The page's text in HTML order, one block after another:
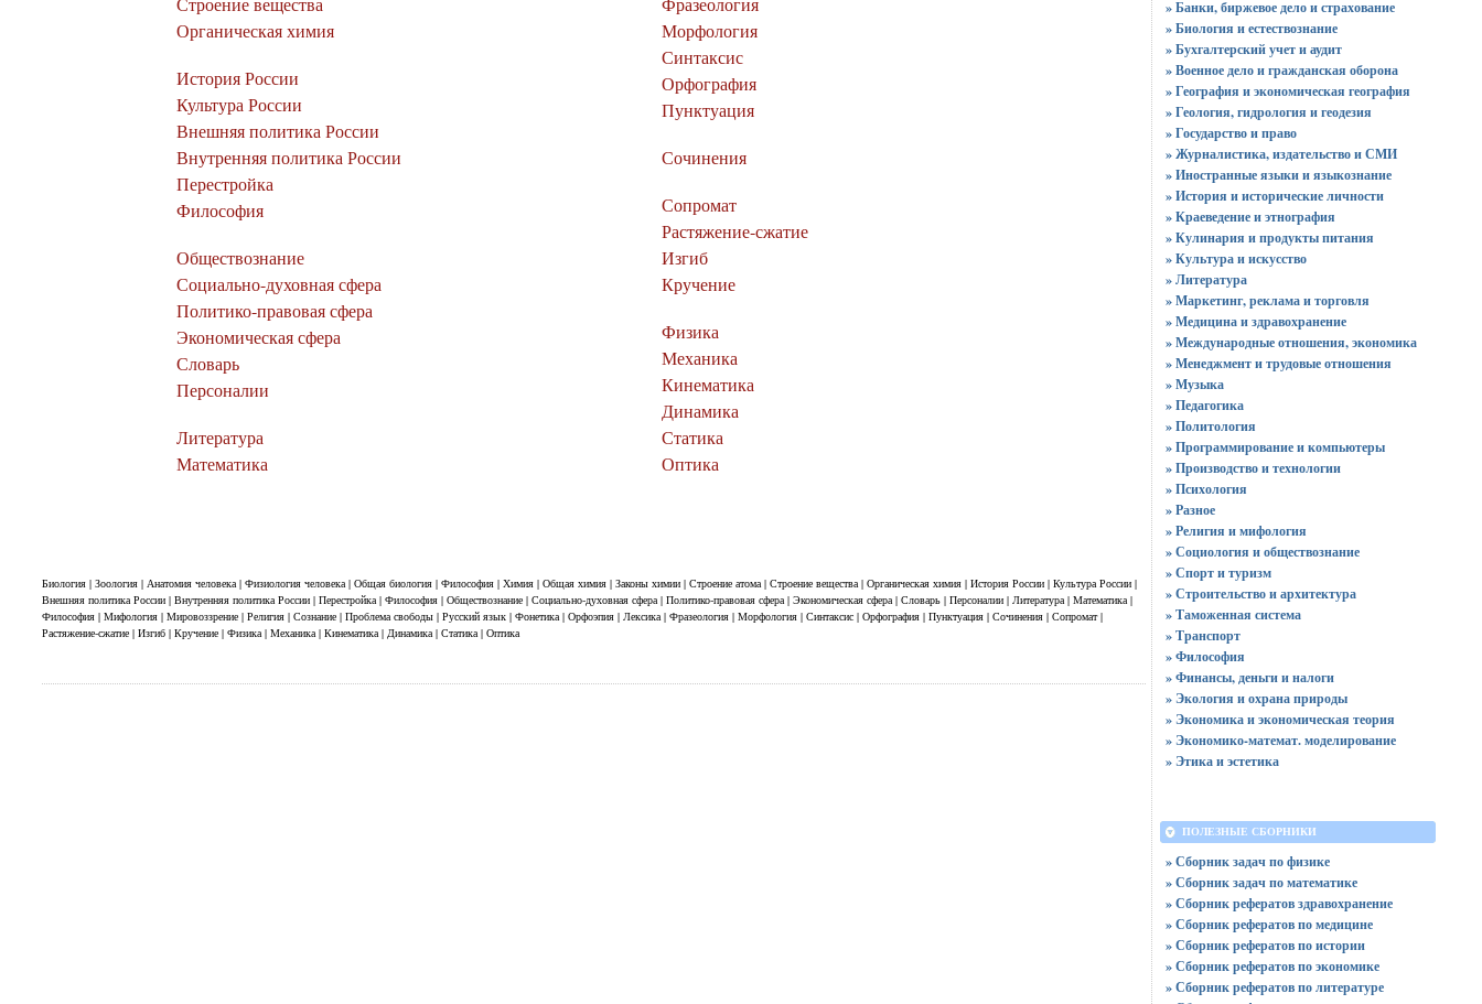
Органическая химия
История России
Культура России
Внешняя политика России
Внутренняя политика России
Перестройка
Философия
Обществознание
Социально-духовная сфера
Политико-правовая сфера
Экономическая сфера
Словарь
Персоналии
Литература
Математика
Морфология
Синтаксис
Орфография
Пунктуация
Сочинения
Сопромат
Растяжение-сжатие
Изгиб
Кручение
Физика
Механика
Кинематика
Динамика
Статика
Оптика
Биология | Зоология | Анатомия человека | Физиология человека | Общая биология | Философия | Химия | Общая химия | Законы химии | Строение атома | Строение вещества | Органическая химия | История России | Культура России |
Внешняя политика России | Внутренняя политика России | Перестройка | Философия | Обществознание | Социально-духовная сфера | Политико-правовая сфера | Экономическая сфера | Словарь | Персоналии | Литература | Математика |
Философия | Мифология | Мировоззрение | Религия | Сознание | Проблема свободы | Русский язык | Фонетика | Орфоэпия | Лексика | Фразеология | Морфология | Синтаксис | Орфография | Пунктуация | Сочинения | Сопромат |
Растяжение-сжатие | Изгиб | Кручение | Физика | Механика | Кинематика | Динамика | Статика | Оптика
» Банки, биржевое дело и страхование
» Биология и естествознание
» Бухгалтерский учет и аудит
» Военное дело и гражданская оборона
» География и экономическая география
» Геология, гидрология и геодезия
» Государство и право
» Журналистика, издательство и СМИ
» Иностранные языки и языкознание
» История и исторические личности
» Краеведение и этнография
» Кулинария и продукты питания
» Культура и искусство
» Литература
» Маркетинг, реклама и торговля
» Медицина и здравохранение
» Международные отношения, экономика
» Менеджмент и трудовые отношения
» Музыка
» Педагогика
» Политология
» Программирование и компьютеры
» Производство и технологии
» Психология
» Разное
» Религия и мифология
» Социология и обществознание
» Спорт и туризм
» Строительство и архитектура
» Таможенная система
» Транспорт
» Философия
» Финансы, деньги и налоги
» Экология и охрана природы
» Экономика и экономическая теория
» Экономико-математ. моделирование
» Этика и эстетика
ПОЛЕЗНЫЕ СБОРНИКИ
» Сборник задач по физике
» Сборник задач по математике
» Сборник рефератов здравохранение
» Сборник рефератов по медицине
» Сборник рефератов по истории
» Сборник рефератов по экономике
» Сборник рефератов по литературе